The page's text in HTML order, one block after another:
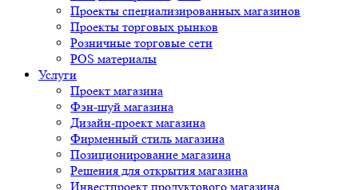
Проекты специализированных магазинов
Проекты торговых рынков
Розничные торговые сети
POS материалы
Услуги
Проект магазина
Фэн-шуй магазина
Дизайн-проект магазина
Фирменный стиль магазина
Позиционирование магазина
Решения для открытия магазина
Инвестпроект продуктового магазина